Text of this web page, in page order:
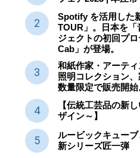
Spotify を活用した
TOUR」。日本を「
ジェクトの初回プ
Cab」が登場。
和紙作家・アーテ
照明コレクション
数量限定で販売開始
【伝統工芸品の新
ザイン～】
ルービックキュー
新シリーズ匠一弾